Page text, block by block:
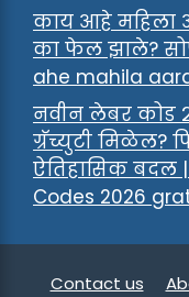
काय आहे महिला
का फेल झाले?
ahe mahila
नवीन लेबर कोड
ग्रॅच्युटी मिळेल?
ऐतिहासिक बदल |
Codes 2026
Contact us